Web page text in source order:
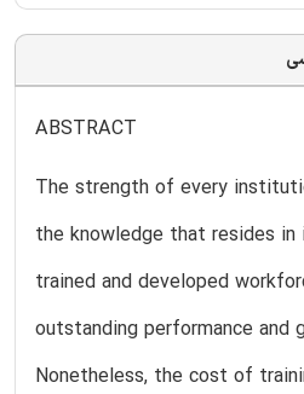
ABSTRACT
The strength of every
the knowledge that resides
trained and developed
outstanding performance and
Nonetheless, the cost of